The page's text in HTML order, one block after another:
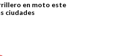
en moto este
ciudades